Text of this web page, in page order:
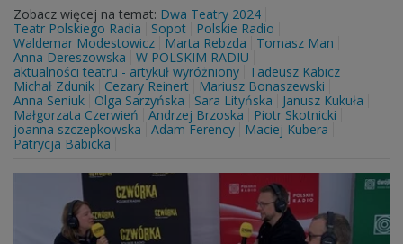
Zobacz więcej na temat: Dwa Teatry 2024
Teatr Polskiego Radia
Sopot
Polskie Radio
Waldemar Modestowicz
Marta Rebzda
Tomasz Man
Anna Dereszowska
W POLSKIM RADIU
aktualności teatru - artykuł wyróżniony
Tadeusz Kabicz
Michał Zdunik
Cezary Reinert
Mariusz Bonaszewski
Anna Seniuk
Olga Sarzyńska Sara Lityńska
Janusz Kukuła
Małgorzata Czerwień
Andrzej Brzoska
Piotr Skotnicki
joanna szczepkowska
Adam Ferency
Maciej Kubera
Patrycja Babicka